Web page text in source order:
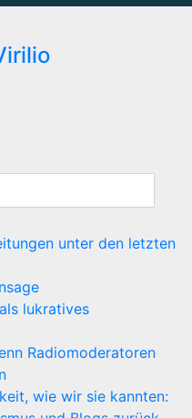
unter den letzten
lukratives
Radiomoderatoren
wie wir sie kannten: